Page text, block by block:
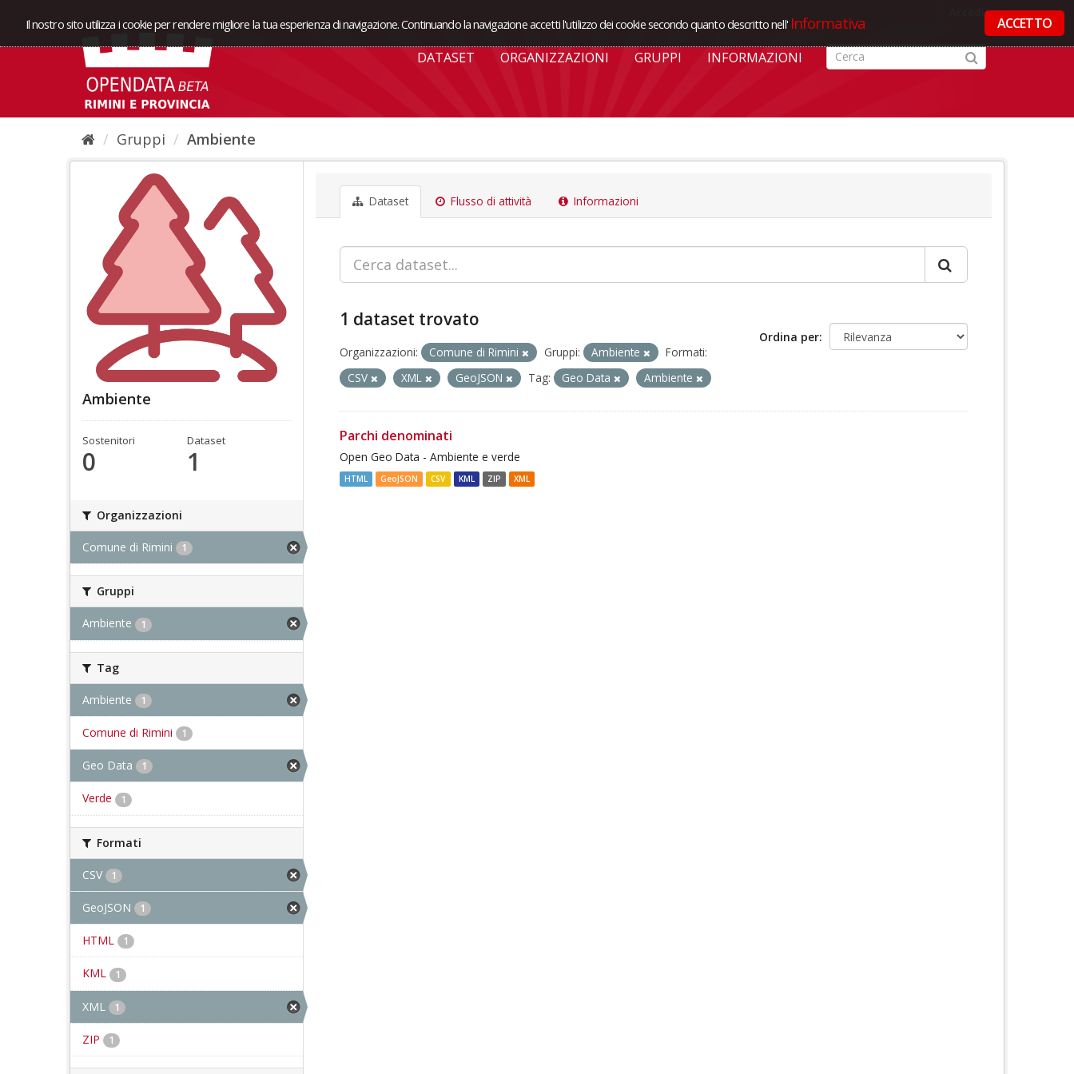
Il nostro sito utilizza i cookie per rendere migliore la tua esperienza di navigazione. Continuando la navigazione accetti l'utilizzo dei cookie secondo quanto descritto nell' Informativa ACCETTO
DATASET ORGANIZZAZIONI GRUPPI INFORMAZIONI
Gruppi Ambiente
Ambiente
Sostenitori
0
Dataset
1
Organizzazioni
Comune di Rimini 1
Gruppi
Ambiente 1
Tag
Ambiente 1
Comune di Rimini 1
Geo Data 1
Verde 1
Formati
CSV 1
GeoJSON 1
HTML 1
KML 1
XML 1
ZIP 1
Dataset Flusso di attività Informazioni
Ordina per
1 dataset trovato
Organizzazioni: Comune di Rimini Gruppi: Ambiente
Formati:
CSV
XML GeoJSON Tag: Geo Data Ambiente
Parchi denominati
Open Geo Data - Ambiente e verde
HTML GeoJSON CSV KML ZIP XML